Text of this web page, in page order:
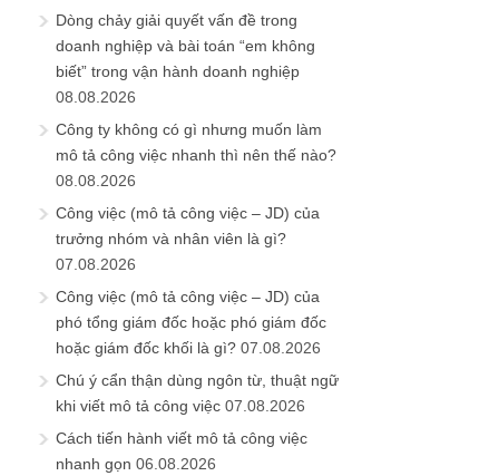
Dòng chảy giải quyết vấn đề trong
doanh nghiệp và bài toán “em không
biết” trong vận hành doanh nghiệp
08.08.2026
Công ty không có gì nhưng muốn làm
mô tả công việc nhanh thì nên thế nào?
08.08.2026
Công việc (mô tả công việc – JD) của
trưởng nhóm và nhân viên là gì?
07.08.2026
Công việc (mô tả công việc – JD) của
phó tổng giám đốc hoặc phó giám đốc
hoặc giám đốc khối là gì? 07.08.2026
Chú ý cẩn thận dùng ngôn từ, thuật ngữ
khi viết mô tả công việc 07.08.2026
Cách tiến hành viết mô tả công việc
nhanh gọn 06.08.2026